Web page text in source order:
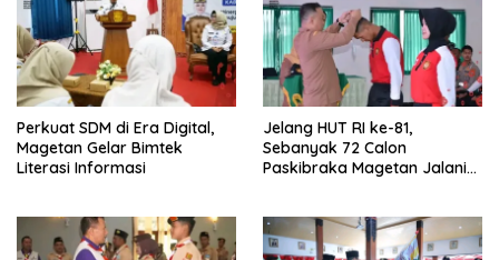
Perkuat SDM di Era Digital,
Magetan Gelar Bimtek
Literasi Informasi
Jelang HUT RI ke-81,
Sebanyak 72 Calon
Paskibraka Magetan Jalani